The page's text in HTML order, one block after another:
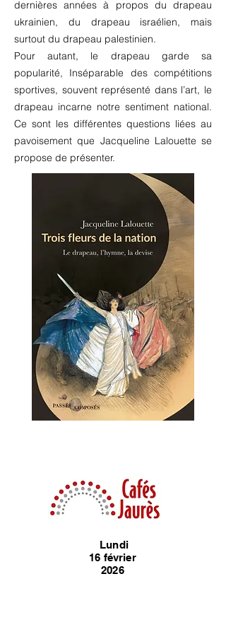
dernières années à propos du drapeau
ukrainien, du drapeau israélien, mais
surtout du drapeau palestinien.
Pour autant, le drapeau garde sa
popularité, Inséparable des compétitions
sportives, souvent représenté dans l’art, le
drapeau incarne notre sentiment national.
Ce sont les différentes questions liées au
pavoisement que Jacqueline Lalouette se
propose de présenter.
Lundi
16 février
2026